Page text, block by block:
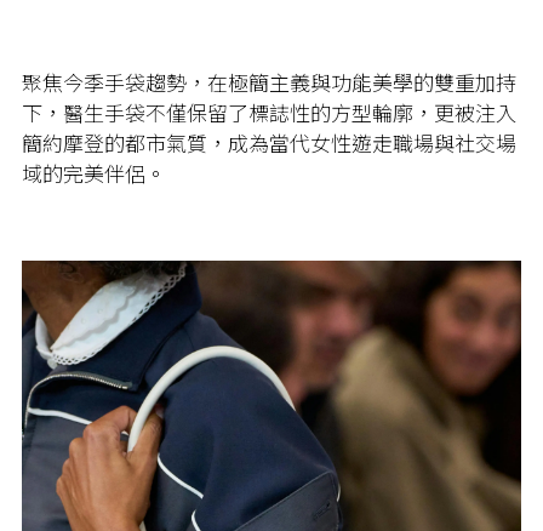
聚焦今季手袋趨勢，在極簡主義與功能美學的雙重加持
下，醫生手袋不僅保留了標誌性的方型輪廓，更被注入
簡約摩登的都市氣質，成為當代女性遊走職場與社交場
域的完美伴侶。